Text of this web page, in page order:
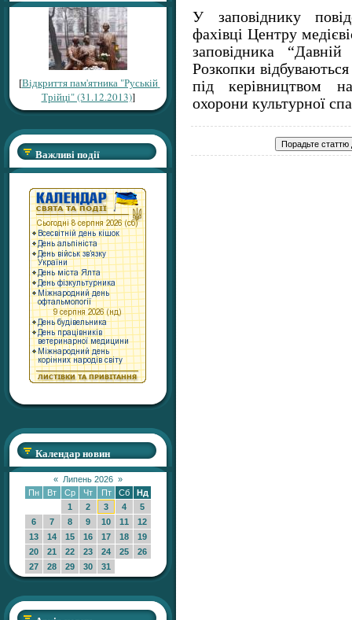
[Відкриття пам'ятника "Руській
Трійці" (31.12.2013)]
Важливі події
Календар новин
« Липень 2026 »
Пн
Вт Ср Чт Пт Сб
Нд
1
2 3 4
5
6
7 8 9 10 11
12
13
14 15 16 17 18
19
20
21 22 23 24 25
26
27
28 29 30 31
У заповіднику
фахівці Центру
заповідника
Розкопки
під керівництвом
охорони культурної